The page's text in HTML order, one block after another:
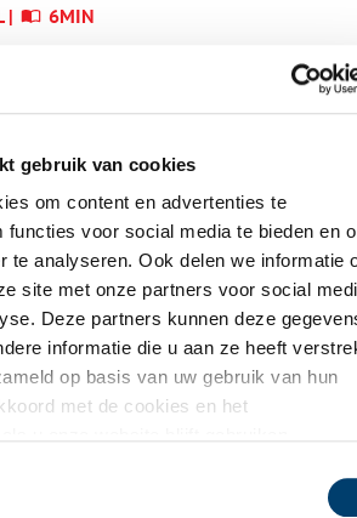
gebruik van cookies
om content en advertenties te
functies voor social media te bieden en
te analyseren. Ook delen we informatie
site met onze partners voor social
Deze partners kunnen deze
informatie die u aan ze heeft
op basis van uw gebruik van hun
met de cookies en het
| 6MIN
de Lage
Cunera tot
op
je precies zien wat zich vroeger